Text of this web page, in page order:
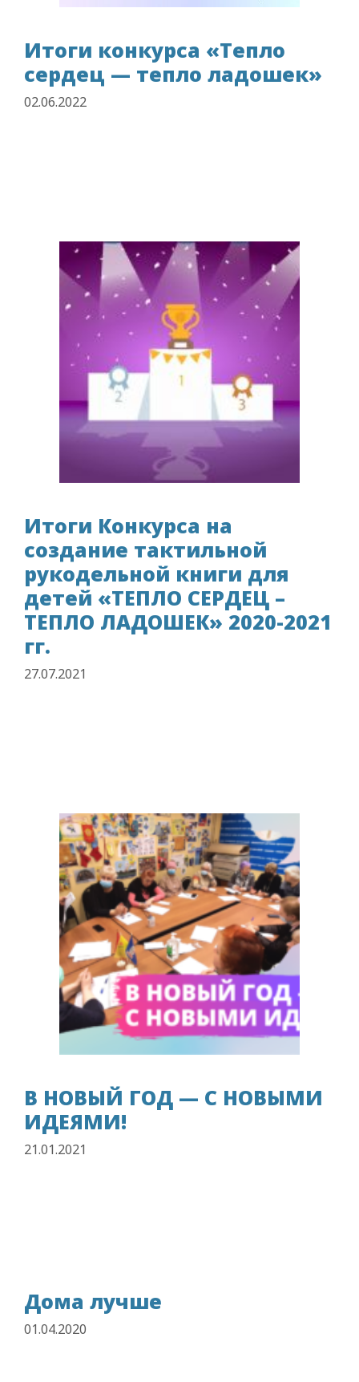
Итоги конкурса «Тепло
сердец — тепло ладошек»
02.06.2022
Итоги Конкурса на
создание тактильной
рукодельной книги для
детей «ТЕПЛО СЕРДЕЦ –
ТЕПЛО ЛАДОШЕК» 2020-2021
гг.
27.07.2021
В НОВЫЙ ГОД — С НОВЫМИ
ИДЕЯМИ!
21.01.2021
Дома лучше
01.04.2020